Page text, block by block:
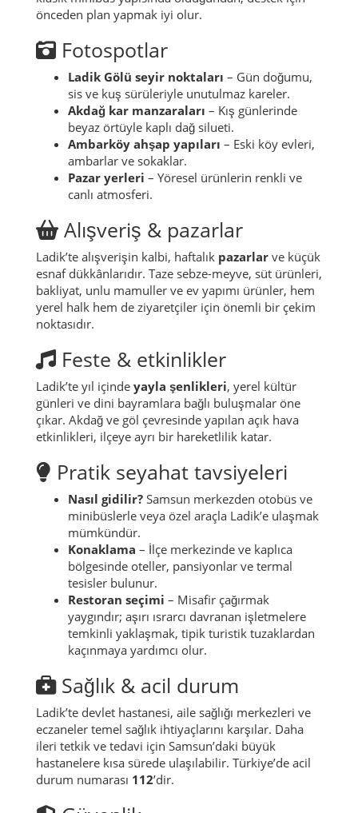
önceden plan yapmak iyi olur.
Fotospotlar
Ladik Gölü seyir noktaları – Gün doğumu,
sis ve kuş sürüleriyle unutulmaz kareler.
Akdağ kar manzaraları – Kış günlerinde
beyaz örtüyle kaplı dağ silueti.
Ambarköy ahşap yapıları – Eski köy evleri,
ambarlar ve sokaklar.
Pazar yerleri – Yöresel ürünlerin renkli ve
canlı atmosferi.
Alışveriş & pazarlar
Ladik’te alışverişin kalbi, haftalık pazarlar ve küçük
esnaf dükkânlarıdır. Taze sebze-meyve, süt ürünleri,
bakliyat, unlu mamuller ve ev yapımı ürünler, hem
yerel halk hem de ziyaretçiler için önemli bir çekim
noktasıdır.
Feste & etkinlikler
Ladik’te yıl içinde yayla şenlikleri, yerel kültür
günleri ve dini bayramlara bağlı buluşmalar öne
çıkar. Akdağ ve göl çevresinde yapılan açık hava
etkinlikleri, ilçeye ayrı bir hareketlilik katar.
Pratik seyahat tavsiyeleri
Nasıl gidilir? Samsun merkezden otobüs ve
minibüslerle veya özel araçla Ladik’e ulaşmak
mümkündür.
Konaklama – İlçe merkezinde ve kaplıca
bölgesinde oteller, pansiyonlar ve termal
tesisler bulunur.
Restoran seçimi – Misafir çağırmak
yaygındır; aşırı ısrarcı davranan işletmelere
temkinli yaklaşmak, tipik turistik tuzaklardan
kaçınmaya yardımcı olur.
Sağlık & acil durum
Ladik’te devlet hastanesi, aile sağlığı merkezleri ve
eczaneler temel sağlık ihtiyaçlarını karşılar. Daha
ileri tetkik ve tedavi için Samsun’daki büyük
hastanelere kısa sürede ulaşılabilir. Türkiye’de acil
durum numarası 112’dir.